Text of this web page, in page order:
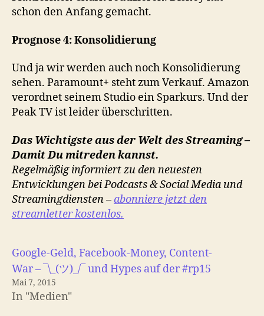
schon den Anfang gemacht.
Prognose 4: Konsolidierung
Und ja wir werden auch noch Konsolidierung
sehen. Paramount+ steht zum Verkauf. Amazon
verordnet seinem Studio ein Sparkurs. Und der
Peak TV ist leider überschritten.
Das Wichtigste aus der Welt des Streaming –
Damit Du mitreden kannst.
Regelmäßig informiert zu den neuesten
Entwicklungen bei Podcasts & Social Media und
Streamingdiensten –abonniere jetzt den
streamletter kostenlos.
Google-Geld, Facebook-Money, Content-
War – ¯\_(ツ)_/¯ und Hypes auf der #rp15
Mai 7, 2015
In "Medien"